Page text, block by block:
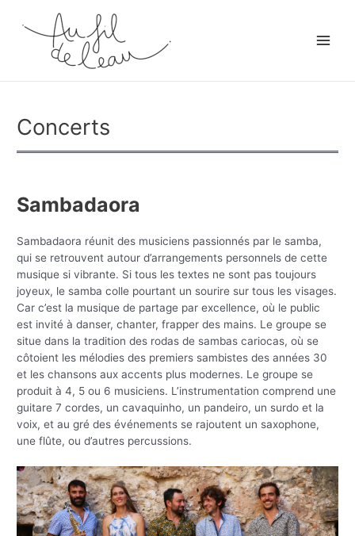
Concerts
Sambadaora
Sambadaora réunit des musiciens passionnés par le samba,
qui se retrouvent autour d’arrangements personnels de cette
musique si vibrante. Si tous les textes ne sont pas toujours
joyeux, le samba colle pourtant un sourire sur tous les visages.
Car c’est la musique de partage par excellence, où le public
est invité à danser, chanter, frapper des mains. Le groupe se
situe dans la tradition des rodas de sambas cariocas, où se
côtoient les mélodies des premiers sambistes des années 30
et les chansons aux accents plus modernes. Le groupe se
produit à 4, 5 ou 6 musiciens. L’instrumentation comprend une
guitare 7 cordes, un cavaquinho, un pandeiro, un surdo et la
voix, et au gré des événements se rajoutent un saxophone,
une flûte, ou d’autres percussions.